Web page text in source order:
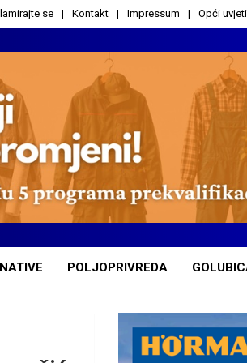
se Kontakt Impressum Opći
NATIVE POLJOPRIVREDA
A